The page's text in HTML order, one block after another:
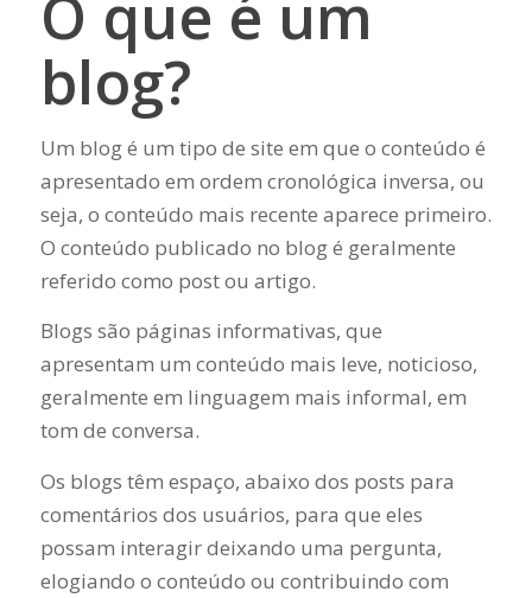
blog?
Um blog é um tipo de site em que o conteúdo é
apresentado em ordem cronológica inversa, ou
seja, o conteúdo mais recente aparece primeiro.
O conteúdo publicado no blog é geralmente
referido como post ou artigo.
Blogs são páginas informativas, que
apresentam um conteúdo mais leve, noticioso,
geralmente em linguagem mais informal, em
tom de conversa.
Os blogs têm espaço, abaixo dos posts para
comentários dos usuários, para que eles
possam interagir deixando uma pergunta,
elogiando o conteúdo ou contribuindo com